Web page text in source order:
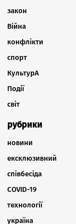
закон
Війна
конфлікти
спорт
КультурА
Події
світ
рубрики
новини
ексклюзивний
співбесіда
COVID-19
технології
україна